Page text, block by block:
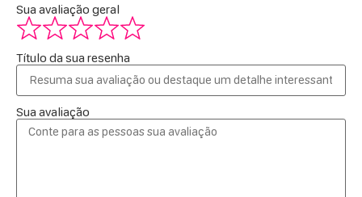
Sua avaliação geral
Título da sua resenha
Sua avaliação